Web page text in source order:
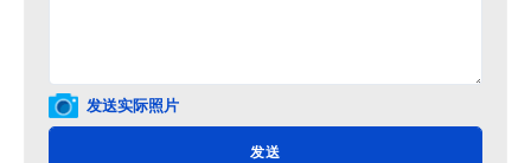
发送实际照片
发送